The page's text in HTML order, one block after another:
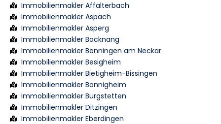
Immobilienmakler Affalterbach
Immobilienmakler Aspach
Immobilienmakler Asperg
Immobilienmakler Backnang
Immobilienmakler Benningen am Neckar
Immobilienmakler Besigheim
Immobilienmakler Bietigheim-Bissingen
Immobilienmakler Bönnigheim
Immobilienmakler Burgstetten
Immobilienmakler Ditzingen
Immobilienmakler Eberdingen